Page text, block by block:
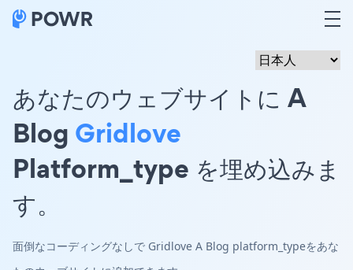
あなたのウェブサイトに A
Blog Gridlove
Platform_type を埋め込みま
す。
面倒なコーディングなしで Gridlove A Blog platform_typeをあな